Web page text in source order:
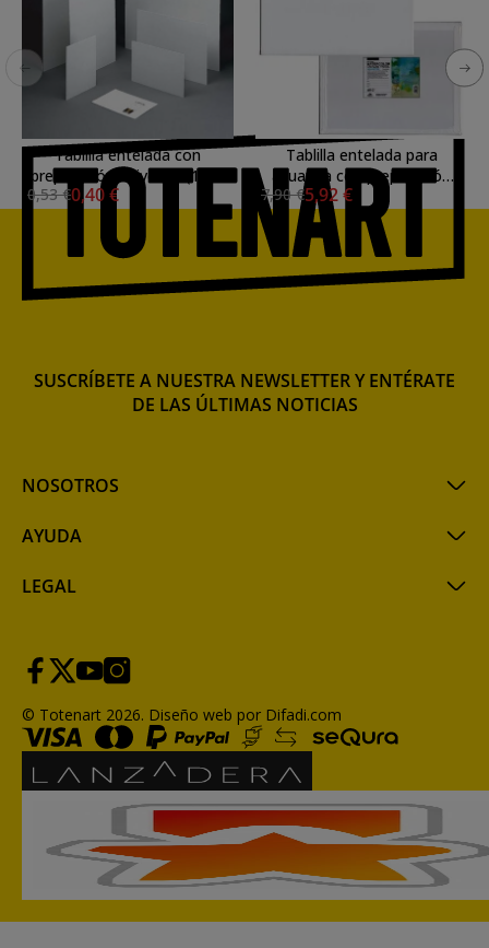
Tablilla entelada con
preparación universal (12x9
cm)
0,53 €0,40 €
Tablilla entelada para
acuarela con preparación
universal (40x50 cm)
7,90 €5,92 €
NOSOTROS
AYUDA
LEGAL
SUSCRÍBETE A NUESTRA NEWSLETTER Y ENTÉRATE
DE LAS ÚLTIMAS NOTICIAS
© Totenart 2026. Diseño web por Difadi.com